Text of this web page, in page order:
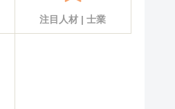
注目人材 | 士業